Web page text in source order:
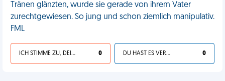
Tränen glänzten, wurde sie gerade von ihrem Vater
zurechtgewiesen. So jung und schon ziemlich manipulativ.
FML
ICH STIMME ZU, DEIN LEBEN IST SCHEISSE 0 DU HAST ES VERDIENT 0